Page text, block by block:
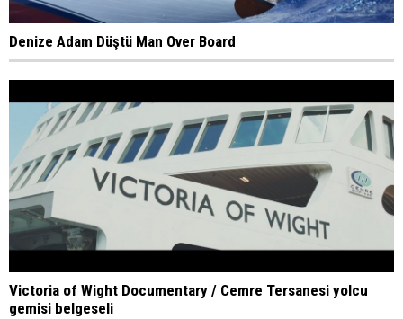
Denize Adam Düştü Man Over Board
Victoria of Wight Documentary / Cemre Tersanesi yolcu
gemisi belgeseli